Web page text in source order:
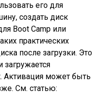
его для
создать диск
Boot Camp или
практических
после загрузки. Это
Активация может быть
См. статью: